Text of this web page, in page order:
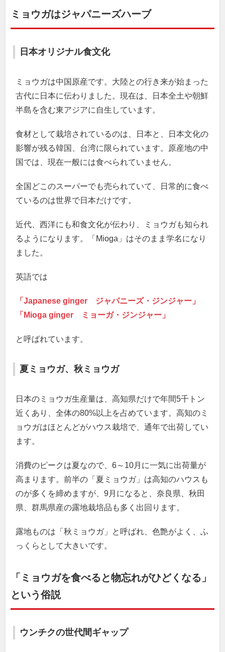
ミョウガはジャパニーズハーブ
日本オリジナル食文化
ミョウガは中国原産です。大陸との行き来が始まった
古代に日本に伝わりました。現在は、日本全土や朝鮮
半島を含む東アジアに自生しています。
食材として栽培されているのは、日本と、日本文化の
影響が残る韓国、台湾に限られています。原産地の中
国では、現在一般には食べられていません。
全国どこのスーパーでも売られていて、日常的に食べ
ているのは世界で日本だけです。
近代、西洋にも和食文化が伝わり、ミョウガも知られ
るようになります。「Mioga」はそのまま学名になり
ました。
英語では
「Japanese ginger ジャパニーズ・ジンジャー」
「Mioga ginger ミョーガ・ジンジャー」
と呼ばれています。
夏ミョウガ、秋ミョウガ
日本のミョウガ生産量は、高知県だけで年間5千トン
近くあり、全体の80%以上を占めています。高知のミ
ョウガはほとんどがハウス栽培で、通年で出荷してい
ます。
消費のピークは夏なので、6～10月に一気に出荷量が
高まります。前半の「夏ミョウガ」は高知のハウスも
のが多くを締めますが、9月になると、奈良県、秋田
県、群馬県産の露地栽培品も多く出回ります。
露地ものは「秋ミョウガ」と呼ばれ、色艶がよく、ふ
っくらとして大きいです。
「ミョウガを食べると物忘れがひどくなる」
という俗説
ウンチクの世代間ギャップ